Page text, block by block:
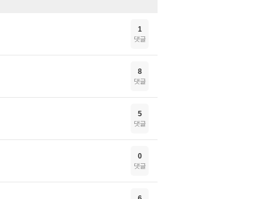
1
댓글
8
댓글
5
댓글
0
댓글